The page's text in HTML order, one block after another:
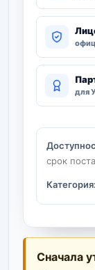
для
срок
Категория:
Сначала